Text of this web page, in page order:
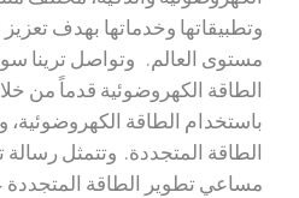
وتطبيقاتها وخدماتها بهدف
مستوى العالم. وتواصل ترينا
الطاقة الكهروضوئية قدماً من
باستخدام الطاقة الكهروضوئية،
الطاقة المتجددة. وتتمثل
مساعي تطوير الطاقة